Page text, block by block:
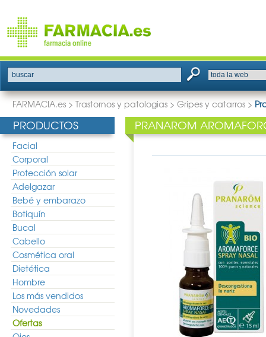
buscar
FARMACIA.es > Trastornos y patologias > Gripes y catarros >
PRODUCTOS
Facial
Corporal
Protección solar
Adelgazar
Bebé y embarazo
Botiquín
Bucal
Cabello
Cosmética oral
Dietética
Hombre
Los más vendidos
Novedades
Ofertas
PRANAROM